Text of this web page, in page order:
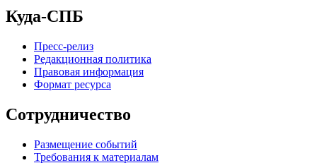
Куда-СПБ
Пресс-релиз
Редакционная политика
Правовая информация
Формат ресурса
Сотрудничество
Размещение событий
Требования к материалам